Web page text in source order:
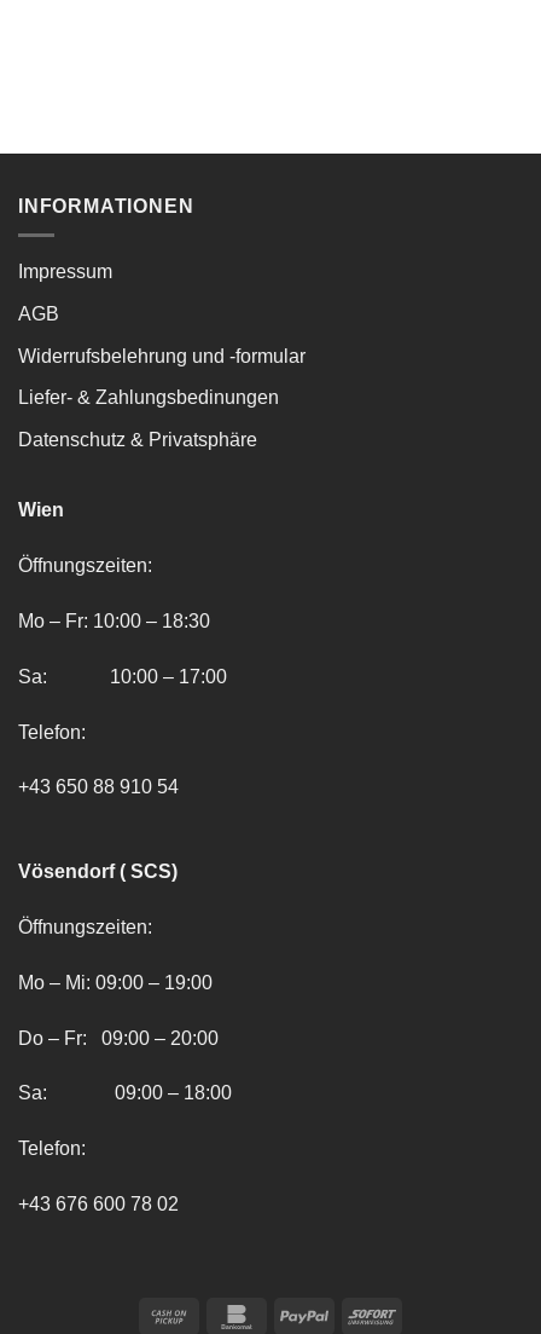
INFORMATIONEN
Impressum
AGB
Widerrufsbelehrung und -formular
Liefer- & Zahlungsbedinungen
Datenschutz & Privatsphäre
Wien
Öffnungszeiten:
Mo – Fr: 10:00 – 18:30
Sa: 10:00 – 17:00
Telefon:
+43 650 88 910 54
Vösendorf ( SCS)
Öffnungszeiten:
Mo – Mi: 09:00 – 19:00
Do – Fr: 09:00 – 20:00
Sa: 09:00 – 18:00
Telefon:
+43 676 600 78 02
Cash
BankomatPayPal Sofort